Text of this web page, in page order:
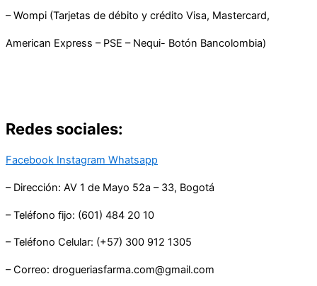
– Wompi (Tarjetas de débito y crédito Visa, Mastercard,
American Express – PSE – Nequi- Botón Bancolombia)
Redes sociales:
Facebook Instagram Whatsapp
– Dirección: AV 1 de Mayo 52a – 33, Bogotá
– Teléfono fijo: (601) 484 20 10
– Teléfono Celular: (+57) 300 912 1305
– Correo: drogueriasfarma.com@gmail.com